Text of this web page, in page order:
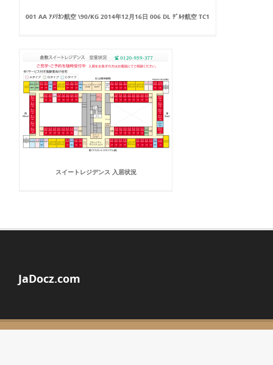
001 AA ｱﾒﾘｶﾝ航空 \90/KG 2014年12月16日 006 DL ﾃﾞﾙﾀ航空 TC1
スイートレジデンス 入居状況
JaDocz.com